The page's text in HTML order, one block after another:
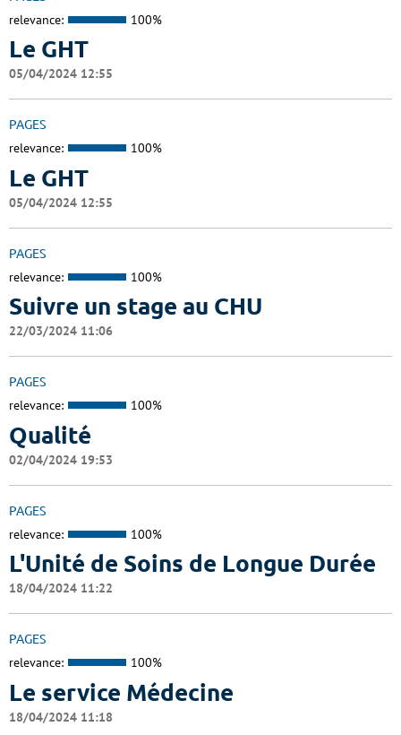
relevance: 100%
Le GHT
05/04/2024 12:55
PAGES
relevance: 100%
Le GHT
05/04/2024 12:55
PAGES
relevance: 100%
Suivre un stage au CHU
22/03/2024 11:06
PAGES
relevance: 100%
Qualité
02/04/2024 19:53
PAGES
relevance: 100%
L'Unité de Soins de Longue Durée
18/04/2024 11:22
PAGES
relevance: 100%
Le service Médecine
18/04/2024 11:18